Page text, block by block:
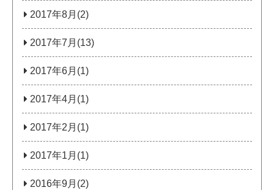
2017年8月(2)
2017年7月(13)
2017年6月(1)
2017年4月(1)
2017年2月(1)
2017年1月(1)
2016年9月(2)